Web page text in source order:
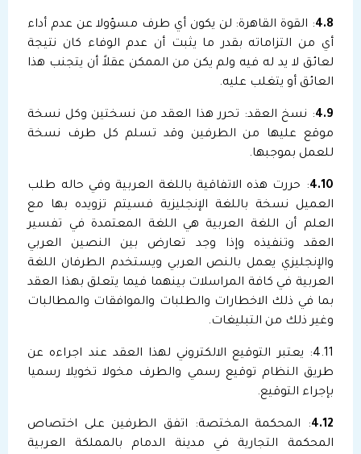
4.8: القوة القاهرة: لن يكون أي طرف مسؤولا عن عدم أداء
أي من التزاماته بقدر ما يثبت أن عدم الوفاء كان نتيجة
لعائق لا يد له فيه ولم يكن من الممكن عقلاً أن يتجنب هذا
العائق أو يتغلب عليه.
4.9: نسخ العقد: تحرر هذا العقد من نسختين وكل نسخة
موقع عليها من الطرفين وقد تسلم كل طرف نسخة
للعمل بموجبها.
4.10: حررت هذه الاتفاقية باللغة العربية وفي حاله طلب
العميل نسخة باللغة الإنجليزية فسيتم تزويده بها مع
العلم أن اللغة العربية هي اللغة المعتمدة في تفسير
العقد وتنفيذه وإذا وجد تعارض بين النصين العربي
والإنجليزي يعمل بالنص العربي ويستخدم الطرفان اللغة
العربية في كافة المراسلات بينهما فيما يتعلق بهذا العقد
بما في ذلك الاخطارات والطلبات والموافقات والمطالبات
وغير ذلك من التبليغات.
4.11: يعتبر التوقيع الالكتروني لهذا العقد عند اجراءه عن
طريق النظام توقيع رسمي والطرف مخولا تخويلا رسميا
بإجراء التوقيع.
4.12: المحكمة المختصة: اتفق الطرفين على اختصاص
المحكمة التجارية في مدينة الدمام بالمملكة العربية